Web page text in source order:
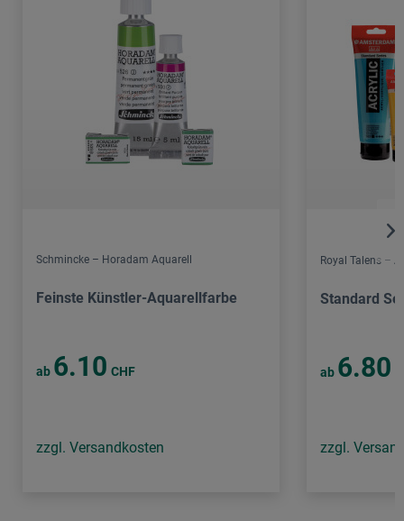
Schmincke – Horadam Aquarell
Feinste Künstler-Aquarellfarbe
ab 6.10 CHF
zzgl. Versandkosten
Royal Talens –
Standard
ab 6.80
zzgl.